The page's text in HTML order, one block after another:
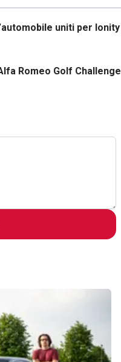
uniti per Ionity
Romeo Golf Challenge